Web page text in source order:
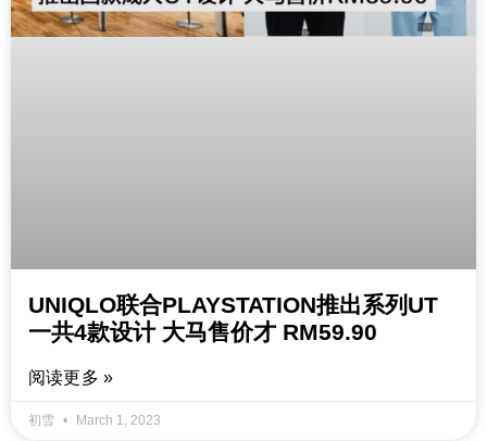
UNIQLO联合PLAYSTATION推出系列UT
一共4款设计 大马售价才 RM59.90
阅读更多 »
初雪 March 1, 2023